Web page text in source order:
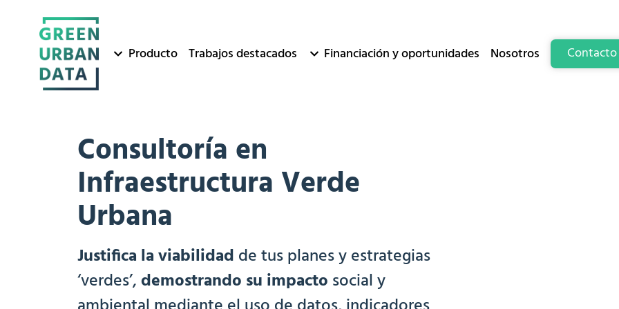
Producto Trabajos destacados Financiación y oportunidades Nosotros Contacto
Consultoría en
Infraestructura Verde
Urbana
Justifica la viabilidad de tus planes y estrategias
‘verdes’,demostrando su impacto social y